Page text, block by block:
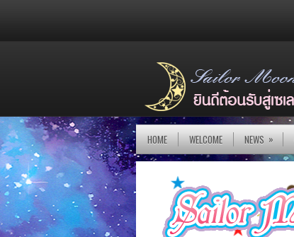
HOME WELCOME NEWS »